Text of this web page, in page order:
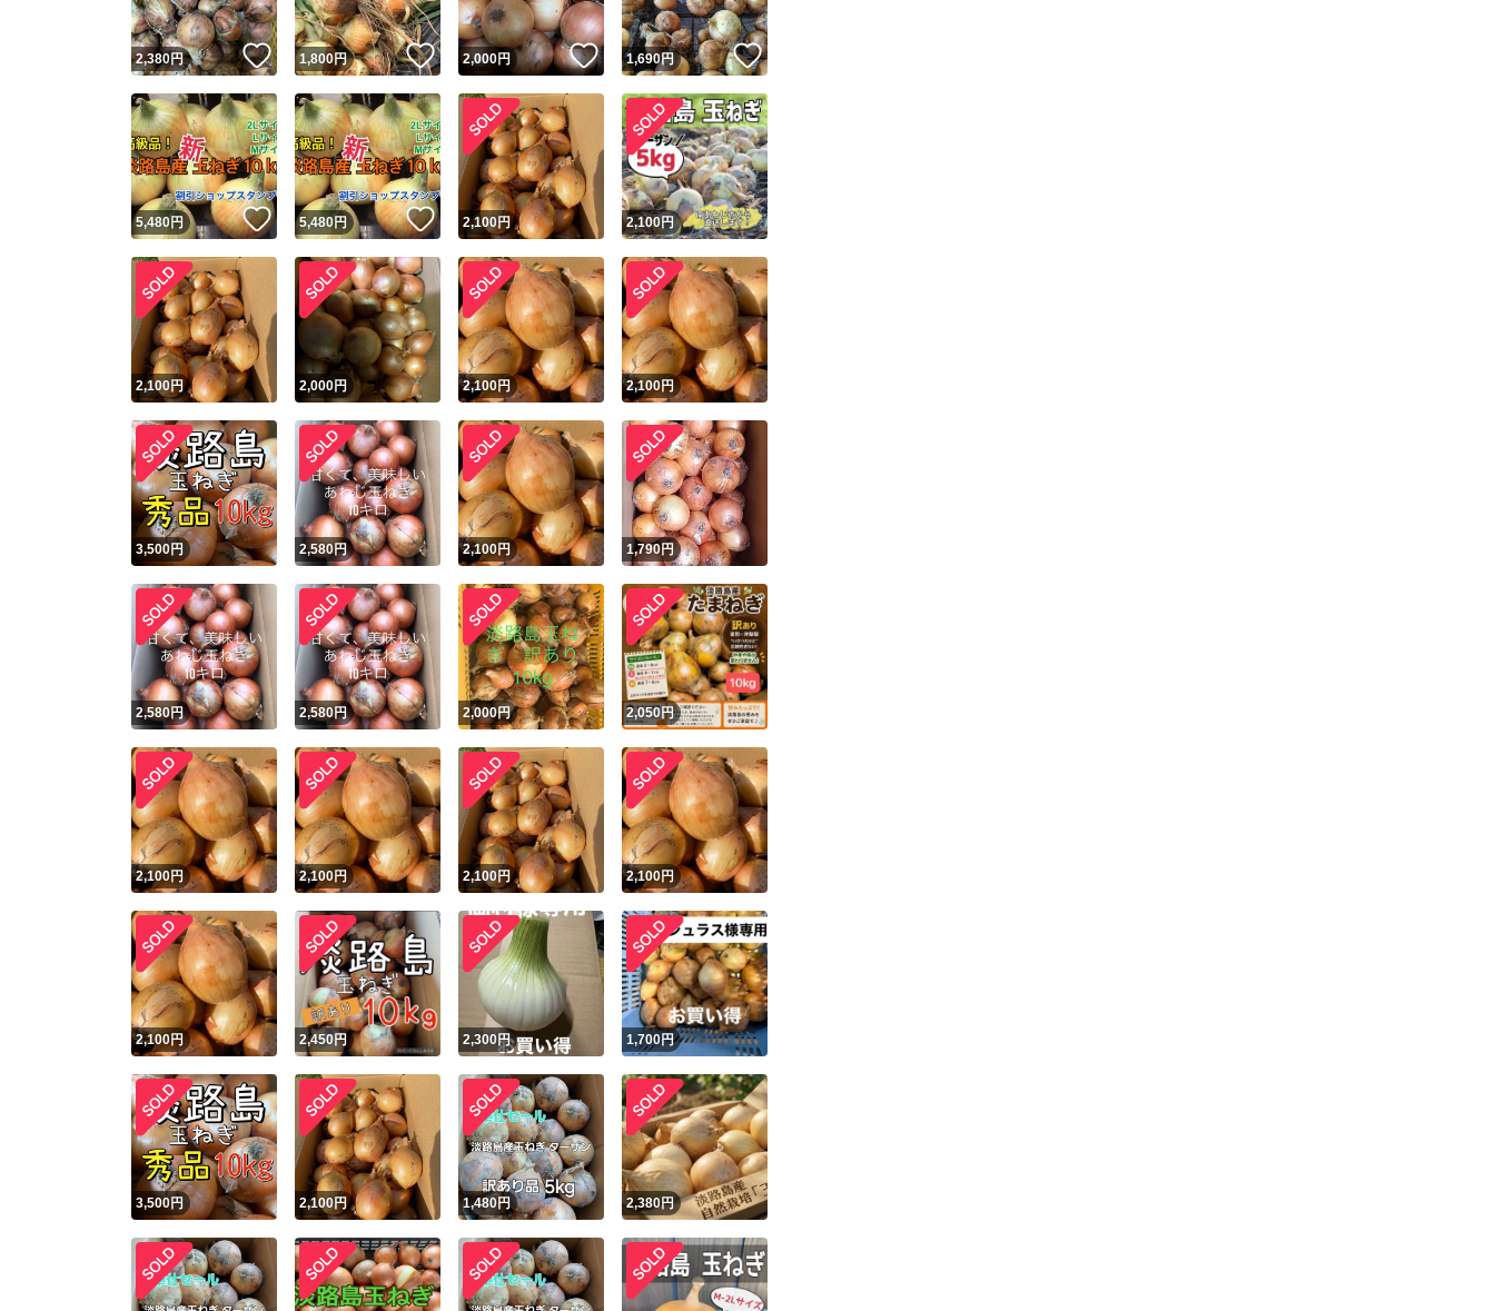
スピード＆安心発送
このユーザーは高頻度で24時間以内＆設定した発送日数内に発送してい
ます
スピード発送 このユーザーは高頻度で24時間以内に発送しています
安心発送 このユーザーは設定した発送日数内に発送しています
2,380円 いいね！
1,800円 いいね！
2,000円 いいね！
1,690円 いいね！
5,480円 いいね！
5,480円 いいね！
2,100円 2,100円
2,100円 2,000円 2,100円 2,100円
3,500円 2,580円 2,100円 1,790円
2,580円 2,580円 2,000円 2,050円
2,100円 2,100円 2,100円 2,100円
2,100円 2,450円 2,300円 1,700円
3,500円 2,100円 1,480円 2,380円